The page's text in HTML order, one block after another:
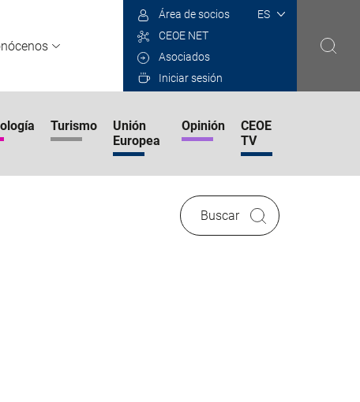
Select
Área de socios
CEOE NET
Asociados
Iniciar sesión
Turismo
Unión
Europea
Opinión
CEOE
TV
Buscar